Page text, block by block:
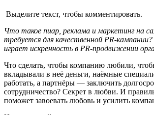
Выделите текст, чтобы комментировать.
Что такое пиар, реклама и маркетинг на
требуется для качественной PR-
играет искренность в PR-продвижении
Что сделать, чтобы компанию любили,
вкладывали в неё деньги, наёмные
работать, а партнёры — заключить
сотрудничество? Секрет в любви. И
поможет завоевать любовь и усилить